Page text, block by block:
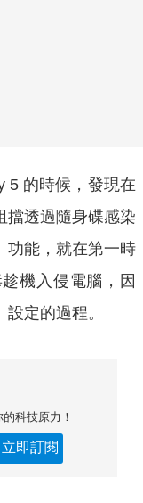
5 的時候，發現在
擋透過隨身碟感染
功能，就在第一時
機入侵電腦，因
定的過程。
科技原力！
立即訂閱